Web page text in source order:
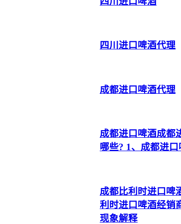
四川进口啤酒代理
成都进口啤酒代理
成都进口啤酒成都
哪些? 1、成都进
成都比利时进口啤
利时进口啤酒经销
现象解释